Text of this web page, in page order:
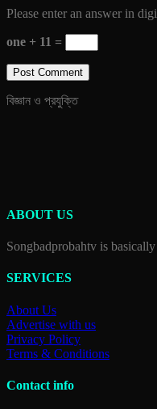
Please enter an answer in
one + 11 =
বিজ্ঞান ও প্রযুক্তি
ABOUT US
Songbadprobahtv is
SERVICES
About Us
Advertise with us
Privacy Policy
Terms & Conditions
Contact info